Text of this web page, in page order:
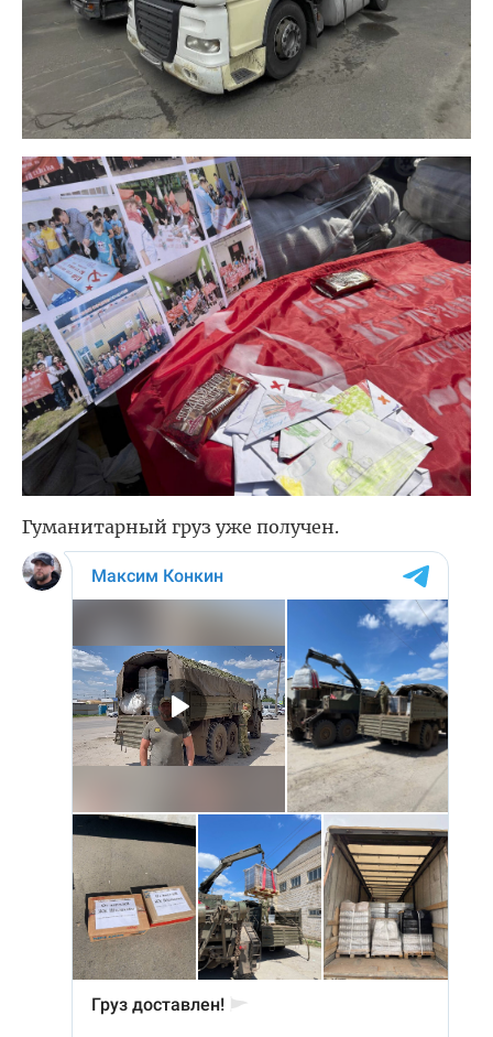
Гуманитарный груз уже получен.